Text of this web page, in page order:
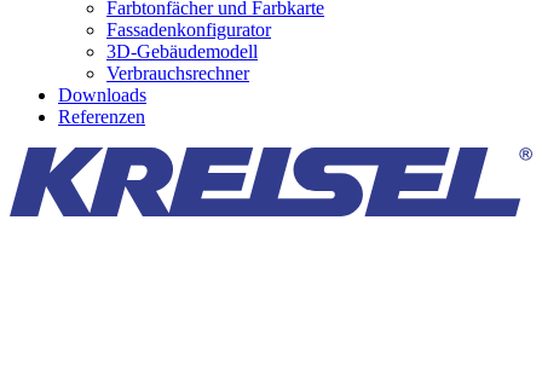
Farbtonfächer und Farbkarte
Fassadenkonfigurator
3D-Gebäudemodell
Verbrauchsrechner
Downloads
Referenzen